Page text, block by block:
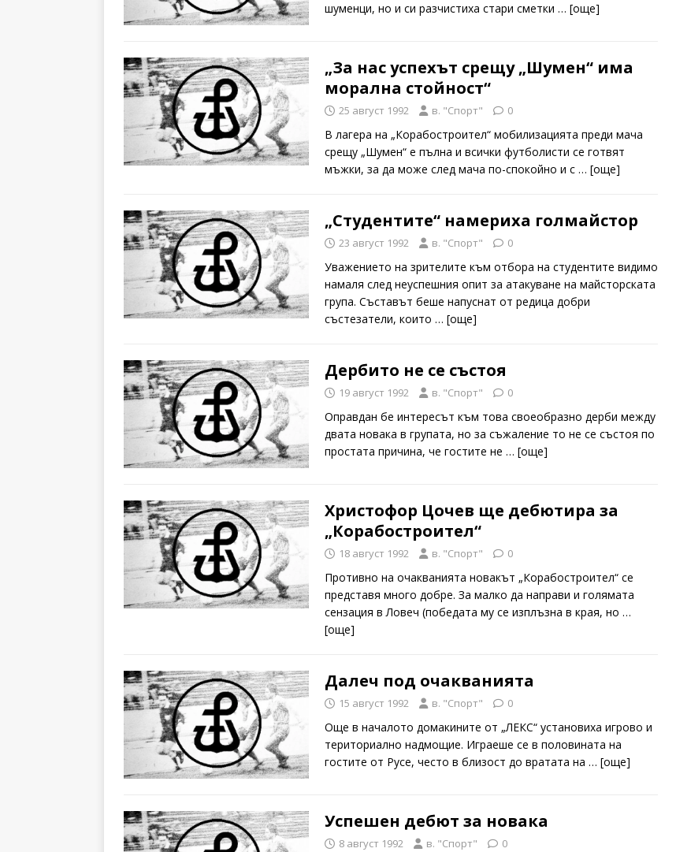
шуменци, но и си разчистиха стари сметки … [oще]
„За нас успехът срещу „Шумен“ има
морална стойност“
25 август 1992 в. "Спорт" 0
В лагера на „Корабостроител“ мобилизацията преди мача
срещу „Шумен“ е пълна и всички футболисти се готвят
мъжки, за да може след мача по-спокойно и с … [oще]
„Студентите“ намериха голмайстор
23 август 1992 в. "Спорт" 0
Уважението на зрителите към отбора на студентите видимо
намаля след неуспешния опит за атакуване на майсторската
група. Съставът беше напуснат от редица добри
състезатели, които … [oще]
Дербито не се състоя
19 август 1992 в. "Спорт" 0
Оправдан бе интересът към това своеобразно дерби между
двата новака в групата, но за съжаление то не се състоя по
простата причина, че гостите не … [oще]
Христофор Цочев ще дебютира за
„Корабостроител“
18 август 1992 в. "Спорт" 0
Противно на очакванията новакът „Корабостроител“ се
представя много добре. За малко да направи и голямата
сензация в Ловеч (победата му се изплъзна в края, но …
[oще]
Далеч под очакванията
15 август 1992 в. "Спорт" 0
Още в началото домакините от „ЛЕКС“ установиха игрово и
териториално надмощие. Играеше се в половината на
гостите от Русе, често в близост до вратата на … [oще]
Успешен дебют за новака
8 август 1992 в. "Спорт" 0